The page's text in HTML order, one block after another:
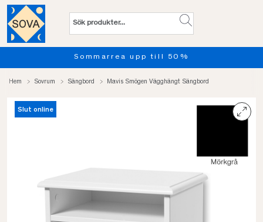
Sommarrea upp till 50%
Hem Sovrum Sängbord Mavis Smögen Vägghängt Sängbord
Slut online